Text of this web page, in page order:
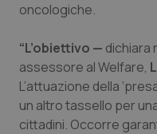
Piemonte
Provincia
HIV
Infezioni &
oncologiche.
“L’obiettivo — dichiara
assessore al Welfare,
L’attuazione della
un altro tassello per
cittadini. Occorre